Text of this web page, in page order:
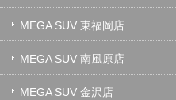
MEGA SUV 東福岡店
MEGA SUV 南風原店
MEGA SUV 金沢店